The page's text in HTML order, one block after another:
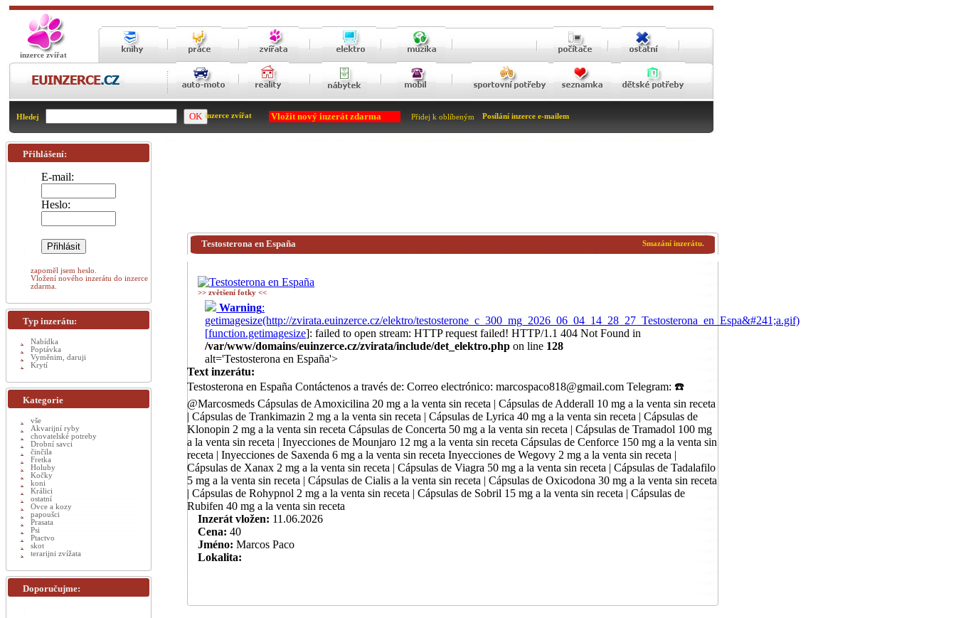
inzerce zvířat
Hledej inzerce zvířat Vložit nový inzerát zdarma Přidej k oblíbeným Posílání inzerce e-mailem
Smazání inzerátu.
Testosterona en España
>> zvětšení fotky <<
Warning:
getimagesize(http://zvirata.euinzerce.cz/elektro/testosterone_c_300_mg_2026_06_04_14_28_27_Testosterona_en_Espa&#241;a.gif)
[function.getimagesize]: failed to open stream: HTTP request failed! HTTP/1.1 404 Not Found in
/var/www/domains/euinzerce.cz/zvirata/include/det_elektro.php on line 128
alt='Testosterona en España'>
Text inzerátu:
Testosterona en España Contáctenos a través de: Correo electrónico: marcospaco818@gmail.com Telegram: ☎️
@Marcosmeds Cápsulas de Amoxicilina 20 mg a la venta sin receta | Cápsulas de Adderall 10 mg a la venta sin receta
| Cápsulas de Trankimazin 2 mg a la venta sin receta | Cápsulas de Lyrica 40 mg a la venta sin receta | Cápsulas de
Klonopin 2 mg a la venta sin receta Cápsulas de Concerta 50 mg a la venta sin receta | Cápsulas de Tramadol 100 mg
a la venta sin receta | Inyecciones de Mounjaro 12 mg a la venta sin receta Cápsulas de Cenforce 150 mg a la venta sin
receta | Inyecciones de Saxenda 6 mg a la venta sin receta Inyecciones de Wegovy 2 mg a la venta sin receta |
Cápsulas de Xanax 2 mg a la venta sin receta | Cápsulas de Viagra 50 mg a la venta sin receta | Cápsulas de Tadalafilo
5 mg a la venta sin receta | Cápsulas de Cialis a la venta sin receta | Cápsulas de Oxicodona 30 mg a la venta sin receta
| Cápsulas de Rohypnol 2 mg a la venta sin receta | Cápsulas de Sobril 15 mg a la venta sin receta | Cápsulas de
Rubifen 40 mg a la venta sin receta
Inzerát vložen: 11.06.2026
Cena: 40
Jméno: Marcos Paco
Lokalita:
Přihlášení:
E-mail:
Heslo:
zapoměl jsem heslo.
Vložení nového inzerátu do inzerce
zdarma.
Typ inzerátu:
Nabídka
Poptávka
Vyměnim, daruji
Krytí
Kategorie
vše
Akvarijní ryby
chovatelské potreby
Drobní savci
činčila
Fretka
Holuby
Kočky
koni
Králici
ostatní
Ovce a kozy
papoušci
Prasata
Psi
Ptactvo
skot
terarijni zvížata
Doporučujme: